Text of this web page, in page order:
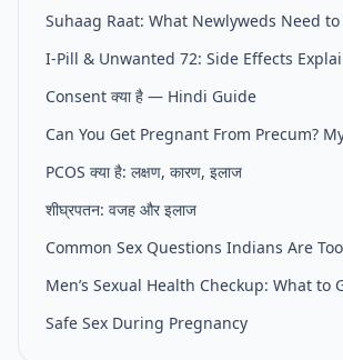
Suhaag Raat: What Newlyweds Need
I-Pill & Unwanted 72: Side Effects
Consent क्या है — Hindi Guide
Can You Get Pregnant From Precum?
PCOS क्या है: लक्षण, कारण, इलाज
शीघ्रपतन: वजह और इलाज
Common Sex Questions Indians Are
Men’s Sexual Health Checkup: What to
Safe Sex During Pregnancy